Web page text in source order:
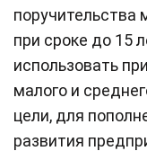
поручительства
при сроке до 15
использовать
малого и
цели, для
развития